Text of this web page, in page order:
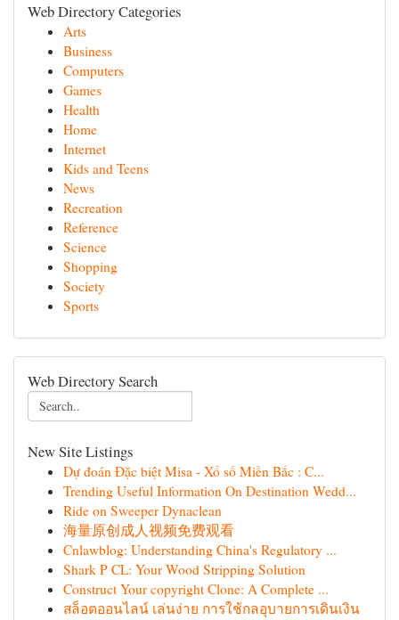
Web Directory Categories
Arts
Business
Computers
Games
Health
Home
Internet
Kids and Teens
News
Recreation
Reference
Science
Shopping
Society
Sports
Web Directory Search
New Site Listings
Dự đoán Đặc biệt Misa - Xổ số Miền Bắc : C...
Trending Useful Information On Destination Wedd...
Ride on Sweeper Dynaclean
海量原创成人视频免费观看
Cnlawblog: Understanding China's Regulatory ...
Shark P CL: Your Wood Stripping Solution
Construct Your copyright Clone: A Complete ...
สล็อตออนไลน์ เล่นง่าย การใช้กลอุบายการเดินเงิน